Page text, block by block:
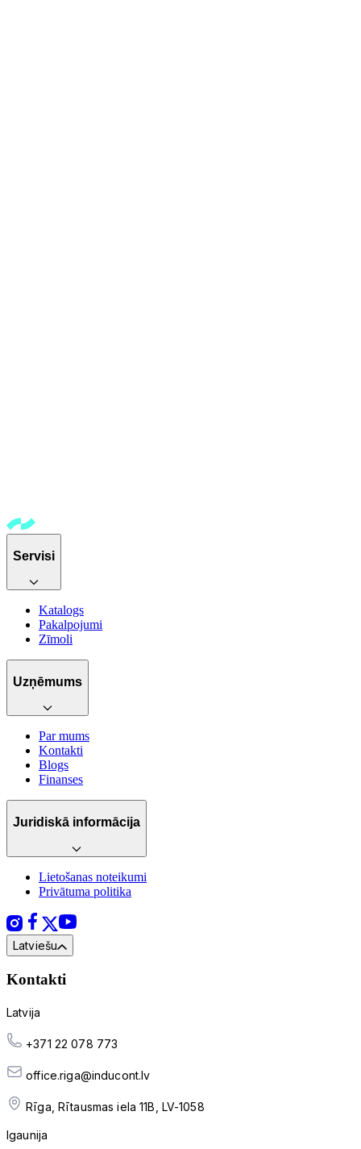
Servisi
Katalogs
Pakalpojumi
Zīmoli
Uzņēmums
Par mums
Kontakti
Blogs
Finanses
Juridiskā informācija
Lietošanas noteikumi
Privātuma politika
Latviešu
Kontakti
Latvija
+371 22 078 773
office.riga@inducont.lv
Rīga, Rītausmas iela 11B, LV-1058
Igaunija